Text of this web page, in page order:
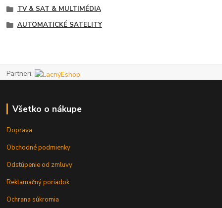
TV & SAT & MULTIMÉDIA
AUTOMATICKÉ SATELITY
Partneri:
Všetko o nákupe
Doprava
Obchodné podmienky
Odstúpenie od zmluvy
Reklamačný poriadok
Ochrana súkromia